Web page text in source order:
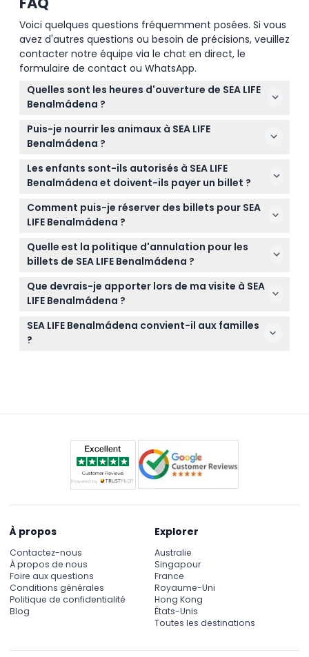
Voici quelques questions fréquemment posées. Si vous
avez d'autres questions ou besoin de précisions, veuillez
contacter notre équipe via le chat en direct, le
formulaire de contact ou WhatsApp.
Quelles sont les heures d'ouverture de SEA LIFE
Benalmádena ?
SEA LIFE Benalmádena est ouvert tous les jours de
11h00 à 18h45, avec la dernière admission à 18h00
au moment de la réservation).
Puis-je nourrir les animaux à SEA LIFE
Benalmádena ?
Les visiteurs ne sont pas autorisés à nourrir les
animaux sauf approbation du personnel, mais vous
pouvez assister à plusieurs séances de nourrissage
programmées comme les nourrissages à l'Oasis
des loutres et au Tunnel Jurassique.
Les enfants sont-ils autorisés à SEA LIFE
Benalmádena et doivent-ils payer un billet ?
Oui, les enfants de 2 à 14 ans peuvent visiter avec
un ticket d'entrée, tandis que les enfants de moins
Comment puis-je réserver des billets pour SEA
LIFE Benalmádena ?
Vous pouvez facilement réserver vos billets en ligne
ici même sur ce site pour garantir votre entrée à la
Quelle est la politique d'annulation pour les
billets de SEA LIFE Benalmádena ?
Les billets pour SEA LIFE Benalmádena ne sont pas
remboursables et ne peuvent pas être annulés,
avant de réserver.
Que devrais-je apporter lors de ma visite à SEA
LIFE Benalmádena ?
Il est préférable d'apporter des chaussures
confortables et un appareil photo pour capturer la
SEA LIFE Benalmádena convient-il aux familles
?
apprécient.
À propos
Contactez-nous
À propos de nous
Foire aux questions
Conditions générales
Politique de confidentialité
Blog
Explorer
Australie
Singapour
France
Royaume-Uni
Hong Kong
États-Unis
Toutes les destinations